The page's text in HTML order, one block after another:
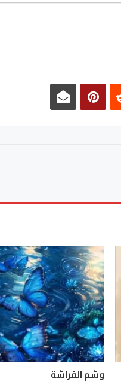
وشم الفراشة